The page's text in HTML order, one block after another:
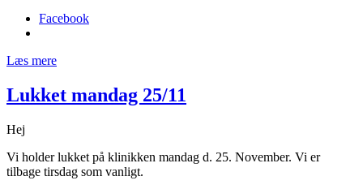
Facebook
Læs mere
Lukket mandag 25/11
Hej
Vi holder lukket på klinikken mandag d. 25. November. Vi er
tilbage tirsdag som vanligt.